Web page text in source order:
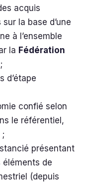
acquis
la base d’une
à l’ensemble
la Fédération
d’étape
confié selon
le référentiel,
présentant
éléments de
(depuis